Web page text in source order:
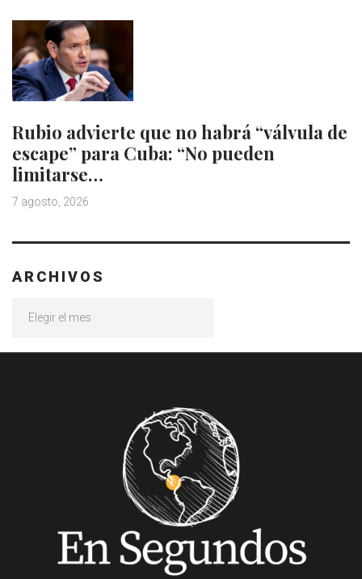
Rubio advierte que no habrá “válvula de
escape” para Cuba: “No pueden
limitarse…
7 agosto, 2026
ARCHIVOS